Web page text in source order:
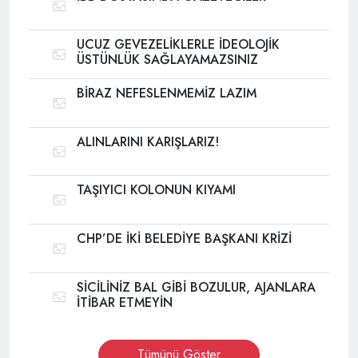
UCUZ GEVEZELİKLERLE İDEOLOJİK
ÜSTÜNLÜK SAĞLAYAMAZSINIZ
BİRAZ NEFESLENMEMİZ LAZIM
ALINLARINI KARIŞLARIZ!
TAŞIYICI KOLONUN KIYAMI
CHP’DE İKİ BELEDİYE BAŞKANI KRİZİ
SİCİLİNİZ BAL GİBİ BOZULUR, AJANLARA
İTİBAR ETMEYİN